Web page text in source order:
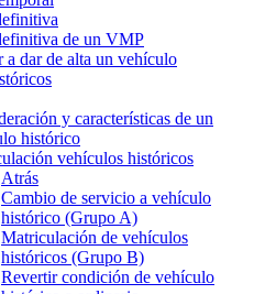
de un VMP
a dar de alta un vehículo
y características de un
histórico
vehículos históricos
Atrás
Cambio de servicio a vehículo
histórico (Grupo A)
Matriculación de vehículos
históricos (Grupo B)
Revertir condición de vehículo